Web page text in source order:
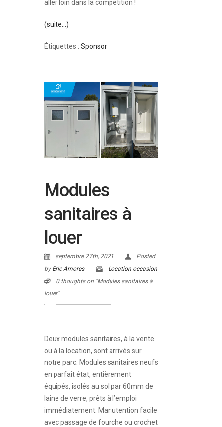
aller loin dans la compétition !
(suite…)
Étiquettes : Sponsor
Modules
sanitaires à
louer
septembre 27th, 2021
Posted
by Eric Amores
Location occasion
0 thoughts on “Modules sanitaires à
louer”
Deux modules sanitaires, à la vente
ou à la location, sont arrivés sur
notre parc. Modules sanitaires neufs
en parfait état, entièrement
équipés, isolés au sol par 60mm de
laine de verre, prêts à l’emploi
immédiatement. Manutention facile
avec passage de fourche ou crochet